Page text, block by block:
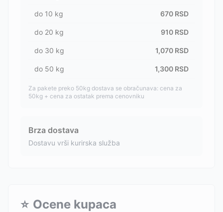
do 10 kg 670 RSD
do 20 kg 910 RSD
do 30 kg 1,070 RSD
do 50 kg 1,300 RSD
Za pakete preko 50kg dostava se obračunava: cena za
50kg + cena za ostatak prema cenovniku
Brza dostava
Dostavu vrši kurirska služba
⭐ Ocene kupaca